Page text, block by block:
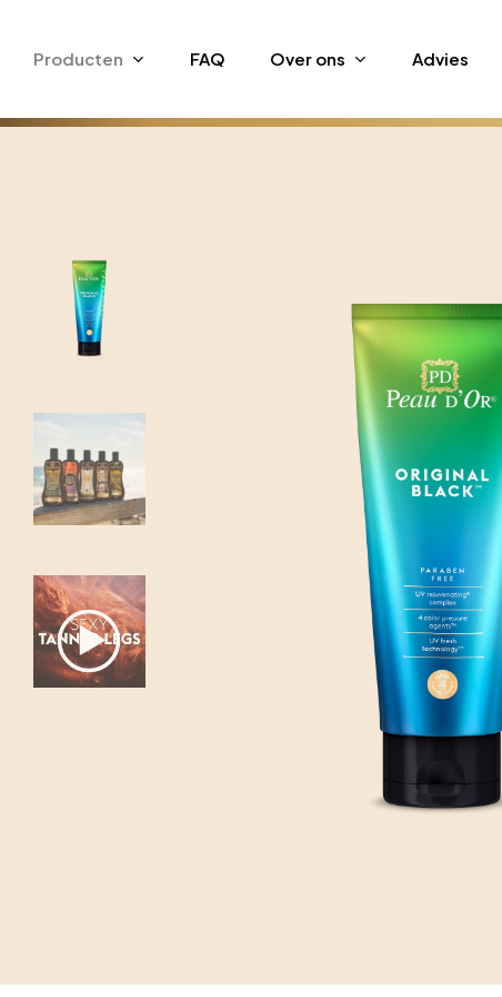
mainProducten FAQ Over ons Advies